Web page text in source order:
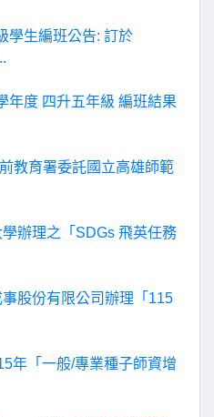
學生編班公告: 訂於
年度 四升五年級 編班結果
教育署委託國立高雄師範
辦理之「SDGs 飛英任務
股份有限公司辦理「115
年「一般/專業種子師資增